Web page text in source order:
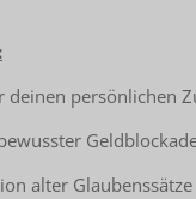
deinen persönlichen
alter